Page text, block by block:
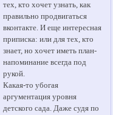
тех, кто хочет узнать, как
правильно продвигаться
вконтакте. И еще интересная
приписка: или для тех, кто
знает, но хочет иметь план-
напоминание всегда под
рукой.
Какая-то убогая
аргументация уровня
детского сада. Даже судя по